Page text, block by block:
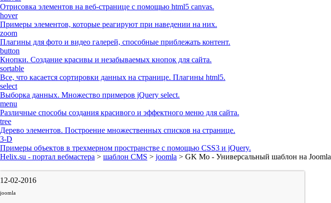
Отрисовка элементов на веб-странице с помощью html5 canvas.
hover
Примеры элементов, которые реагируют при наведении на них.
zoom
Плагины для фото и видео галерей, способные приблежать контент.
button
Кнопки. Создание красивы и незабываемых кнопок для сайта.
sortable
Все, что касается сортировки данных на странице. Плагины html5.
select
Выборка данных. Множество примеров jQuery select.
menu
Различные способы создания красивого и эффектного меню для сайта.
tree
Дерево элементов. Построение множественных списков на странице.
3-D
Примеры объектов в трехмерном пространстве с помощью CSS3 и jQuery.
Helix.su - портал вебмастера > шаблон CMS > joomla > GK Mo - Универсальный шаблон на Joomla
12-02-2016
joomla